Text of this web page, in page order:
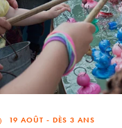
19 AOÛT - DÈS 3 ANS